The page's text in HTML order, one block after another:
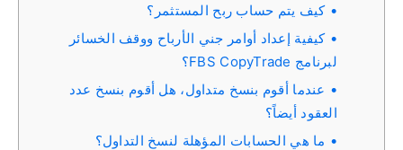
كيف يتم حساب ربح المستثمر؟
كيفية إعداد أوامر جني الأرباح ووقف الخسائر
لبرنامج FBS CopyTrade؟
عندما أقوم بنسخ متداول، هل أقوم بنسخ عدد
العقود أيضاً؟
ما هي الحسابات المؤهلة لنسخ التداول؟